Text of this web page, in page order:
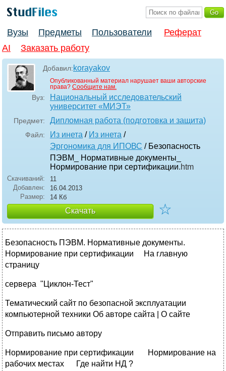
Вузы Предметы Пользователи
Реферат
AI
Заказать работу
Добавил:korayakov
Опубликованный материал нарушает ваши авторские
права? Сообщите нам.
Вуз:
Национальный исследовательский
университет «МИЭТ»
Предмет: Дипломная работа (подготовка и защита)
Файл: Из инета / Из инета /
Эргономика для ИПОВС / Безопасность
ПЭВМ_ Нормативные документы_
Нормирование при сертификации.htm
Скачиваний:
11
Добавлен:
16.04.2013
Размер:
14 Кб
Скачать ☆
Безопасность ПЭВМ. Нормативные документы.
Нормирование при сертификации На главную
страницу
сервера "Циклон-Тест"
Тематический сайт по безопасной эксплуатации
компьютерной техники Об авторе сайта | О сайте
Отправить письмо автору
Нормирование при сертификации Нормирование на
рабочих местах Где найти НД ?